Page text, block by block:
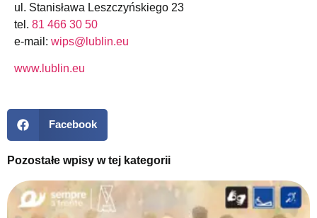
ul. Stanisława Leszczyńskiego 23
tel. 81 466 30 50
e-mail: wips@lublin.eu
www.lublin.eu
Facebook
Pozostałe wpisy w tej kategorii